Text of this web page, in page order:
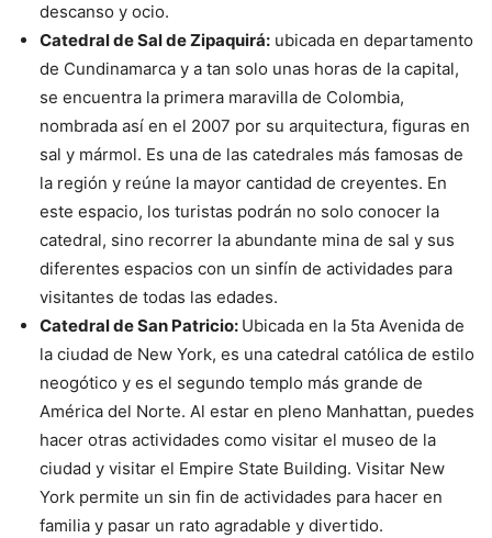
descanso y ocio.
Catedral de Sal de Zipaquirá: ubicada en departamento
de Cundinamarca y a tan solo unas horas de la capital,
se encuentra la primera maravilla de Colombia,
nombrada así en el 2007 por su arquitectura, figuras en
sal y mármol. Es una de las catedrales más famosas de
la región y reúne la mayor cantidad de creyentes. En
este espacio, los turistas podrán no solo conocer la
catedral, sino recorrer la abundante mina de sal y sus
diferentes espacios con un sinfín de actividades para
visitantes de todas las edades.
Catedral de San Patricio: Ubicada en la 5ta Avenida de
la ciudad de New York, es una catedral católica de estilo
neogótico y es el segundo templo más grande de
América del Norte. Al estar en pleno Manhattan, puedes
hacer otras actividades como visitar el museo de la
ciudad y visitar el Empire State Building. Visitar New
York permite un sin fin de actividades para hacer en
familia y pasar un rato agradable y divertido.